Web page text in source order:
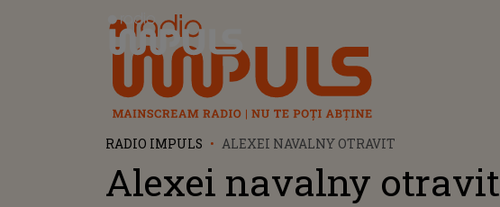
Radio Impuls
RADIO IMPULS ALEXEI NAVALNY OTRAVIT
Alexei navalny otravit